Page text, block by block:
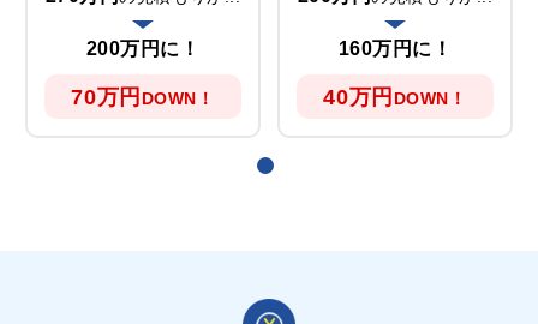
200万円に！
70万円 DOWN！
160万円に！
40万円 DOWN！